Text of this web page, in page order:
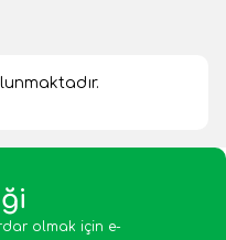
olmak için e-